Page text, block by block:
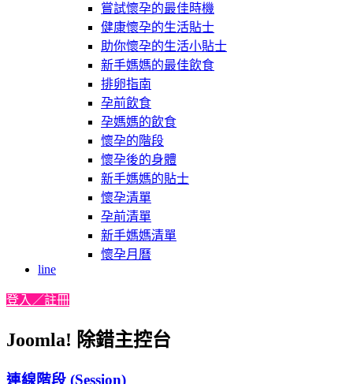
嘗試懷孕的最佳時機
健康懷孕的生活貼士
助你懷孕的生活小貼士
新手媽媽的最佳飲食
排卵指南
孕前飲食
孕媽媽的飲食
懷孕的階段
懷孕後的身體
新手媽媽的貼士
懷孕清單
孕前清單
新手媽媽清單
懷孕月曆
line
登入／註冊
Joomla! 除錯主控台
連線階段 (Session)